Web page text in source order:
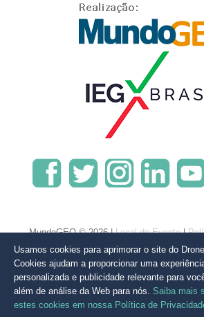
MundoGEO © 2026 |Local do Evento|
Usamos cookies para aprimorar o site do
Cookies ajudam a proporcionar uma
personalizada e publicidade relevante para
além de análise da Web para nós. Saiba mais
estes cookies em nossa Política de